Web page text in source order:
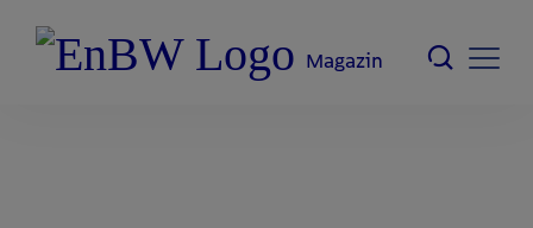
Magazin